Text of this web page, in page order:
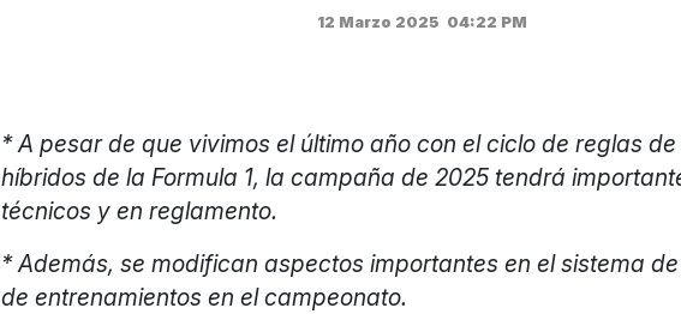
12 Marzo 2025 04:22 PM
* A pesar de que vivimos el último año con el ciclo de reglas
híbridos de la Formula 1, la campaña de 2025 tendrá
técnicos y en reglamento.
* Además, se modifican aspectos importantes en el sistema
de entrenamientos en el campeonato.